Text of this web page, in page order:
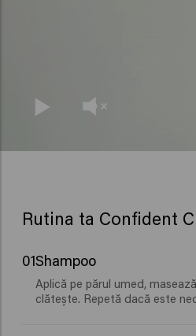
Rutina ta Confident
01Shampoo
Aplică pe părul umed,
clătește. Repetă dacă este